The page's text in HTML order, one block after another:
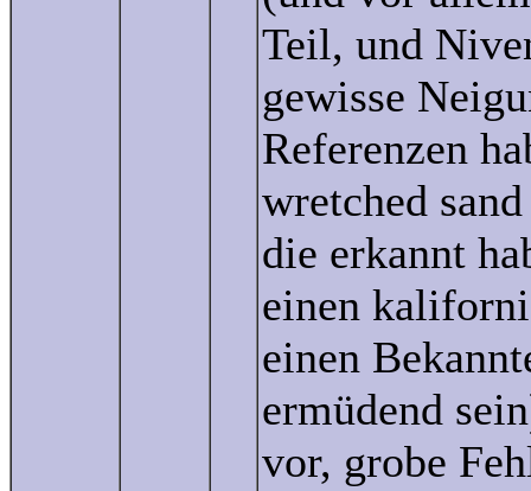
Teil, und
gewisse
Referenzen
wretched
die erkannt
einen
einen
ermüdend
vor, grobe